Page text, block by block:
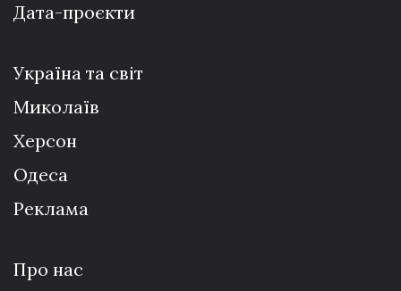
Дата-проєкти
Україна та світ
Миколаїв
Херсон
Одеса
Реклама
Про нас